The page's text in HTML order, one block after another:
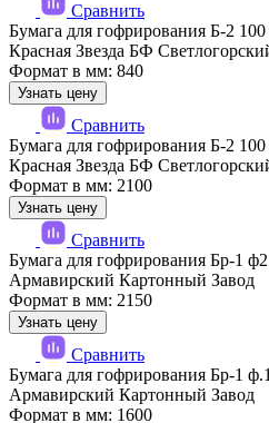
Сравнить
Бумага для гофрирования Б-2
Красная Звезда БФ
Формат в мм: 840
Узнать цену
Сравнить
Бумага для гофрирования Б-2
Красная Звезда БФ
Формат в мм: 2100
Узнать цену
Сравнить
Бумага для гофрирования Бр-1
Армавирский Картонный Завод
Формат в мм: 2150
Узнать цену
Сравнить
Бумага для гофрирования Бр-1
Армавирский Картонный Завод
Формат в мм: 1600